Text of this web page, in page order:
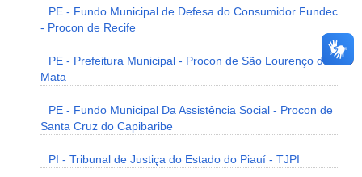
PE - Fundo Municipal de Defesa do Consumidor Fundec
- Procon de Recife
PE - Prefeitura Municipal - Procon de São Lourenço da
Mata
PE - Fundo Municipal Da Assistência Social - Procon de
Santa Cruz do Capibaribe
PI - Tribunal de Justiça do Estado do Piauí - TJPI